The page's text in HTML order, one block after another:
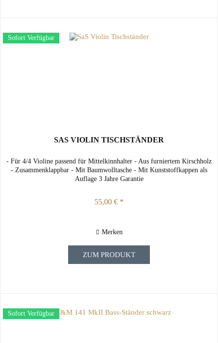
Sofort Verfügbar
SAS VIOLIN TISCHSTÄNDER
- Für 4/4 Violine passend für Mittelkinnhalter - Aus furniertem Kirschholz
- Zusammenklappbar - Mit Baumwolltasche - Mit Kunststoffkappen als
Auflage 3 Jahre Garantie
55,00 € *
Merken
ZUM PRODUKT
Sofort Verfügbar